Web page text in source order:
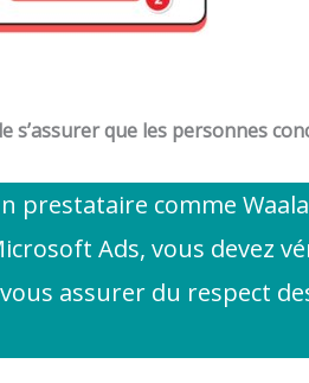
que les personnes
prestataire comme
Ads, vous devez
assurer du respect